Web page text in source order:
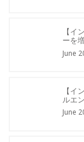
【イ
ーを
June
【イ
ルエ
June